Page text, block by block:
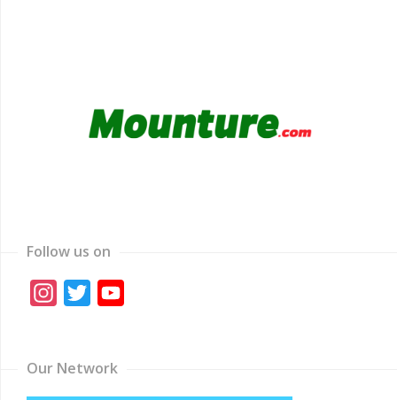
Follow us on
Instagram
Twitter
Our Network